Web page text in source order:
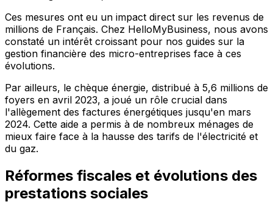
Ces mesures ont eu un impact direct sur les revenus de
millions de Français. Chez HelloMyBusiness, nous avons
constaté un intérêt croissant pour nos guides sur la
gestion financière des micro-entreprises face à ces
évolutions.
Par ailleurs, le chèque énergie, distribué à 5,6 millions de
foyers en avril 2023, a joué un rôle crucial dans
l'allègement des factures énergétiques jusqu'en mars
2024. Cette aide a permis à de nombreux ménages de
mieux faire face à la hausse des tarifs de l'électricité et
du gaz.
Réformes fiscales et évolutions des
prestations sociales